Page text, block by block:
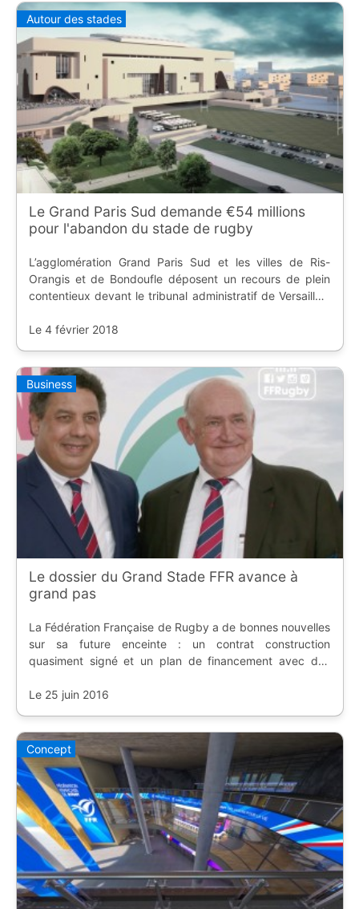
Autour des stades
Le Grand Paris Sud demande €54 millions
pour l'abandon du stade de rugby
L’agglomération Grand Paris Sud et les villes de Ris-
Orangis et de Bondoufle déposent un recours de plein
contentieux devant le tribunal administratif de Versailles,
Le 4 février 2018
Business
Le dossier du Grand Stade FFR avance à
grand pas
La Fédération Française de Rugby a de bonnes nouvelles
sur sa future enceinte : un contrat construction
quasiment signé et un plan de financement avec des
Le 25 juin 2016
Concept